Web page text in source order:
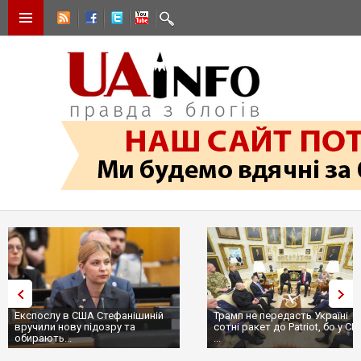
Експослу в США Стефанішиній
вручили нову підозру та
обирають...
Трамп не передасть Україні
сотні ракет до Patriot, бо у
...